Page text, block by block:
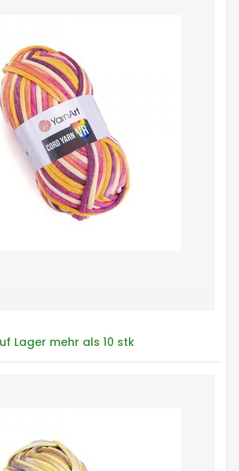
Lager mehr als 10 stk